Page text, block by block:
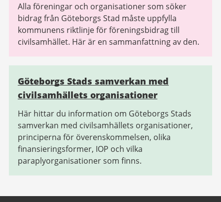
Alla föreningar och organisationer som söker
bidrag från Göteborgs Stad måste uppfylla
kommunens riktlinje för föreningsbidrag till
civilsamhället. Här är en sammanfattning av den.
Göteborgs Stads samverkan med
civilsamhällets organisationer
Här hittar du information om Göteborgs Stads
samverkan med civilsamhällets organisationer,
principerna för överenskommelsen, olika
finansieringsformer, IOP och vilka
paraplyorganisationer som finns.